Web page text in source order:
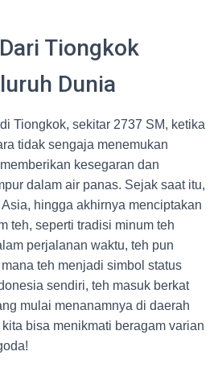
Tiongkok
Dunia
Tiongkok, sekitar 2737 SM, ketika
tidak sengaja menemukan
kesegaran dan
dalam air panas. Sejak saat itu,
hingga akhirnya menciptakan
teh, seperti tradisi minum teh
perjalanan waktu, teh pun
teh menjadi simbol status
sendiri, teh masuk berkat
mulai menanamnya di daerah
bisa menikmati beragam varian